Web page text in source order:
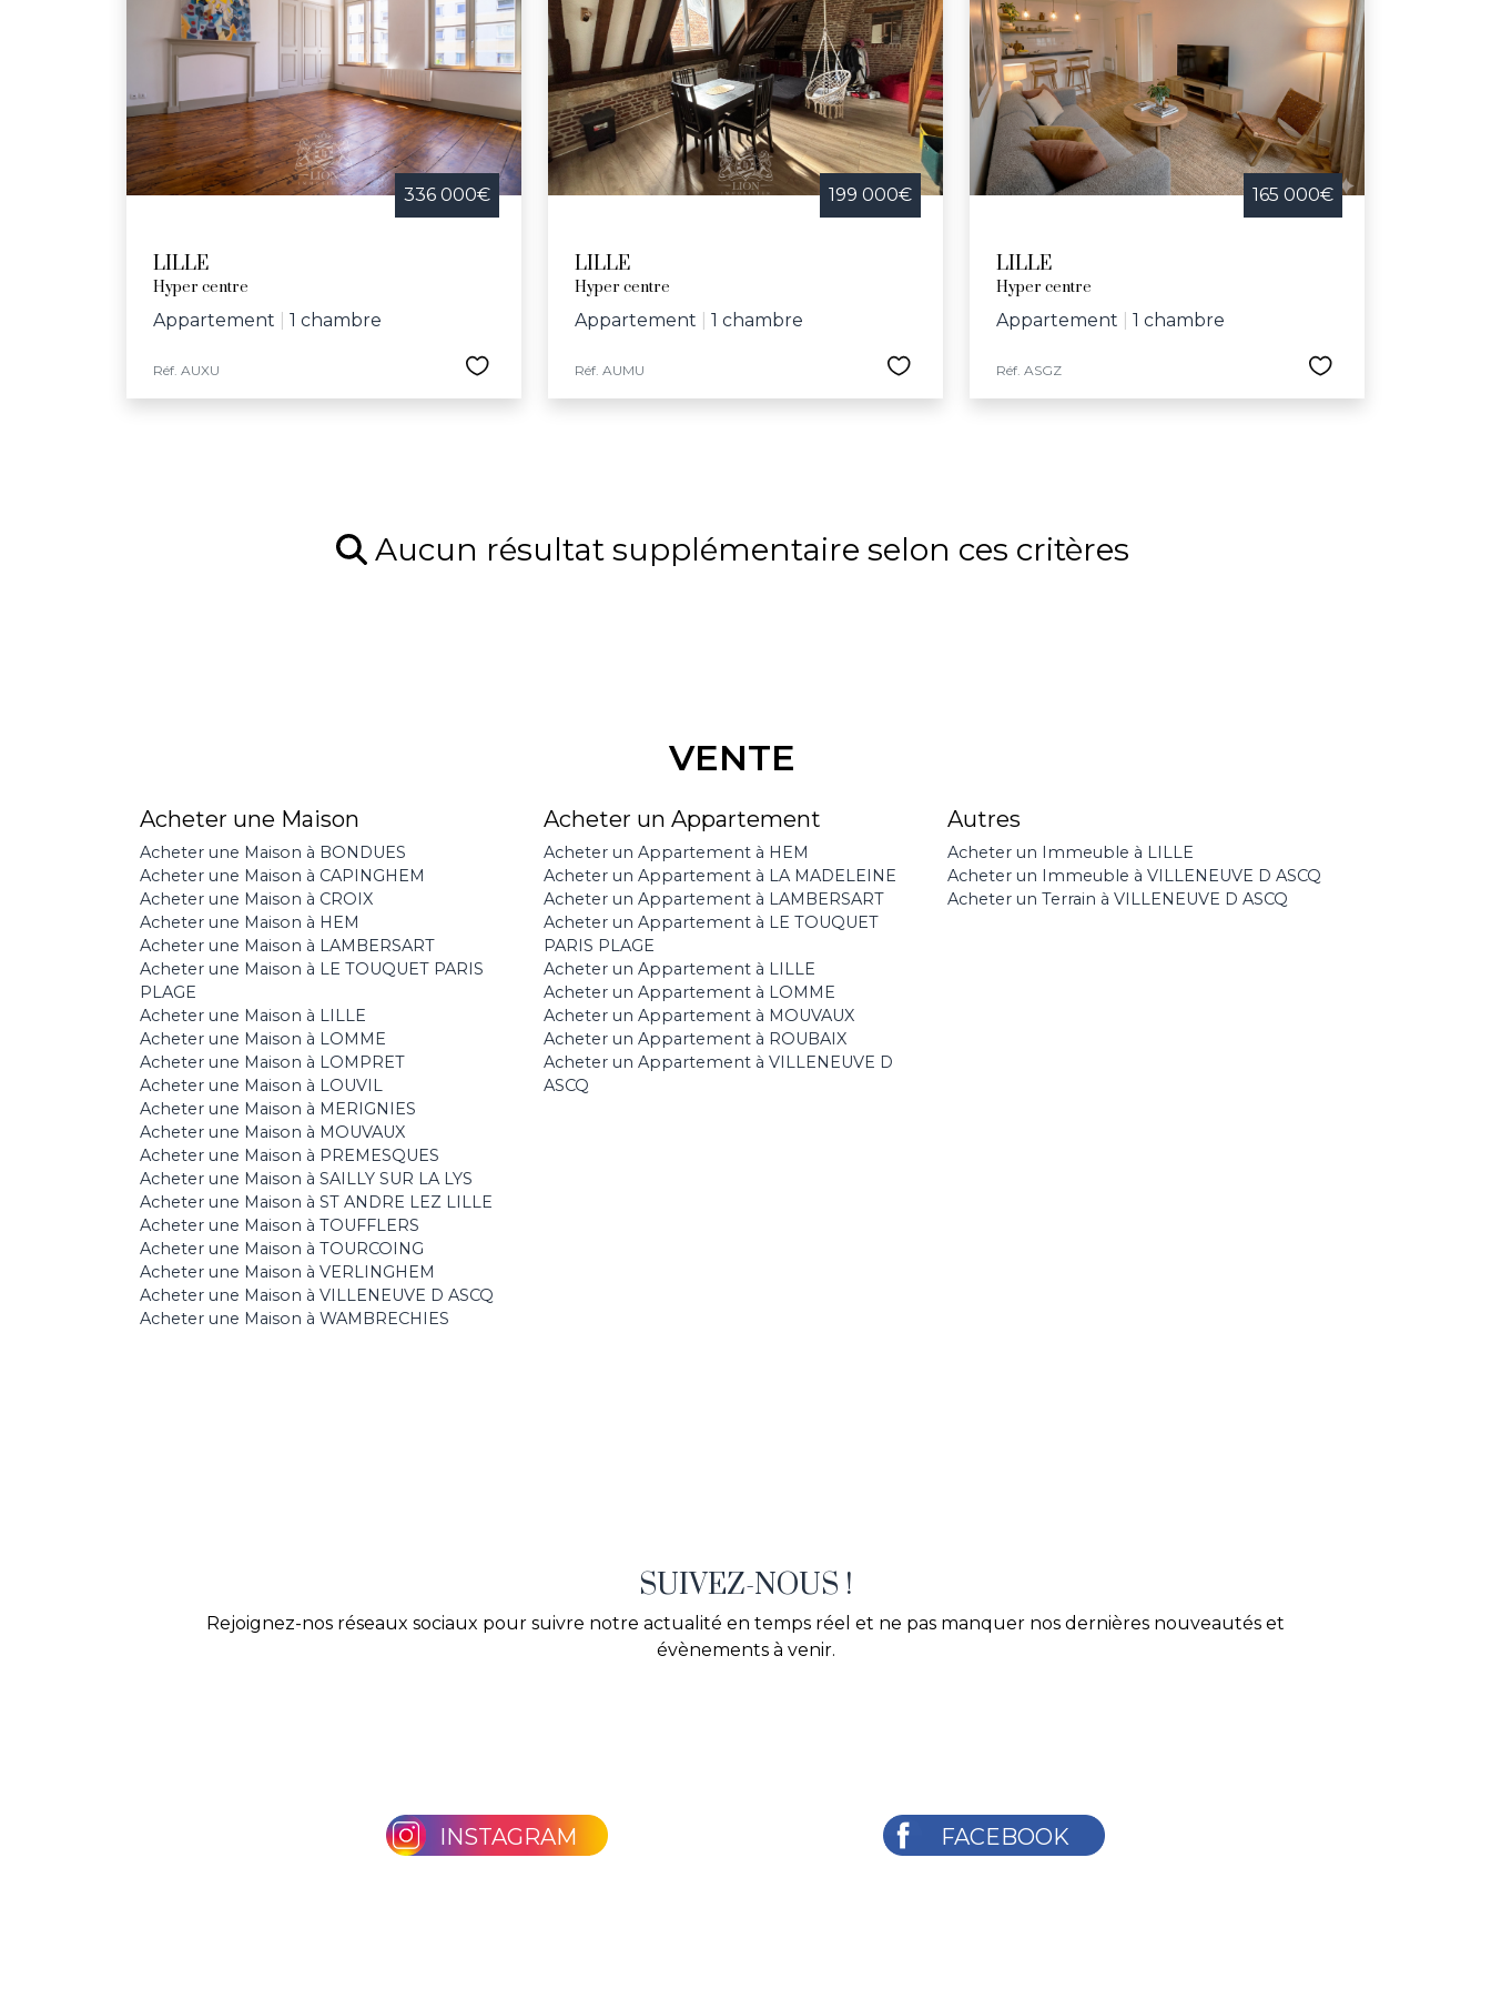
336 000€
LILLE
Hyper centre
Appartement 1 chambre
Réf. AUXU
199 000€
LILLE
Hyper centre
Appartement 1 chambre
Réf. AUMU
165 000€
LILLE
Hyper centre
Appartement 1 chambre
Réf. ASGZ
Aucun résultat supplémentaire selon ces critères
VENTE
Acheter une Maison
Acheter une Maison à BONDUES
Acheter une Maison à CAPINGHEM
Acheter une Maison à CROIX
Acheter une Maison à HEM
Acheter une Maison à LAMBERSART
Acheter une Maison à LE TOUQUET PARIS
PLAGE
Acheter une Maison à LILLE
Acheter une Maison à LOMME
Acheter une Maison à LOMPRET
Acheter une Maison à LOUVIL
Acheter une Maison à MERIGNIES
Acheter une Maison à MOUVAUX
Acheter une Maison à PREMESQUES
Acheter une Maison à SAILLY SUR LA LYS
Acheter une Maison à ST ANDRE LEZ LILLE
Acheter une Maison à TOUFFLERS
Acheter une Maison à TOURCOING
Acheter une Maison à VERLINGHEM
Acheter une Maison à VILLENEUVE D ASCQ
Acheter une Maison à WAMBRECHIES
Acheter un Appartement
Acheter un Appartement à HEM
Acheter un Appartement à LA MADELEINE
Acheter un Appartement à LAMBERSART
Acheter un Appartement à LE TOUQUET
PARIS PLAGE
Acheter un Appartement à LILLE
Acheter un Appartement à LOMME
Acheter un Appartement à MOUVAUX
Acheter un Appartement à ROUBAIX
Acheter un Appartement à VILLENEUVE D
ASCQ
Autres
Acheter un Immeuble à LILLE
Acheter un Immeuble à VILLENEUVE D ASCQ
Acheter un Terrain à VILLENEUVE D ASCQ
SUIVEZ-NOUS !
Rejoignez-nos réseaux sociaux pour suivre notre actualité en temps réel et ne pas manquer nos dernières nouveautés et
évènements à venir.
INSTAGRAM FACEBOOK